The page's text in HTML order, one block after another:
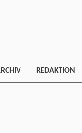
REDAKTION